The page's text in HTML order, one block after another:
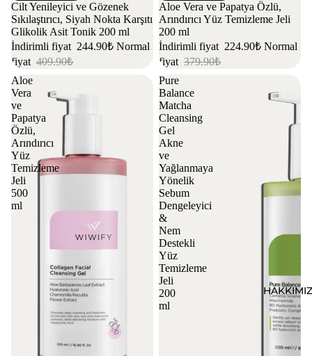
Cilt Yenileyici ve Gözenek
Sıkılaştırıcı, Siyah Nokta Karşıtı
Glikolik Asit Tonik 200 ml
İndirimli fiyat 244.90₺ Normal
fiyat 409.90₺
Aloe Vera ve Papatya Özlü,
Arındırıcı Yüz Temizleme Jeli
200 ml
İndirimli fiyat 224.90₺ Normal
fiyat 379.90₺
Aloe
Vera
ve
Papatya
Özlü,
Arındırıcı
Yüz
Temizleme
Jeli
500
ml
Pure
Balance
Matcha
Cleansing
Gel
Akne
ve
Yağlanmaya
Yönelik
Sebum
Dengeleyici
&
Nem
Destekli
Yüz
Temizleme
Jeli
200
ml